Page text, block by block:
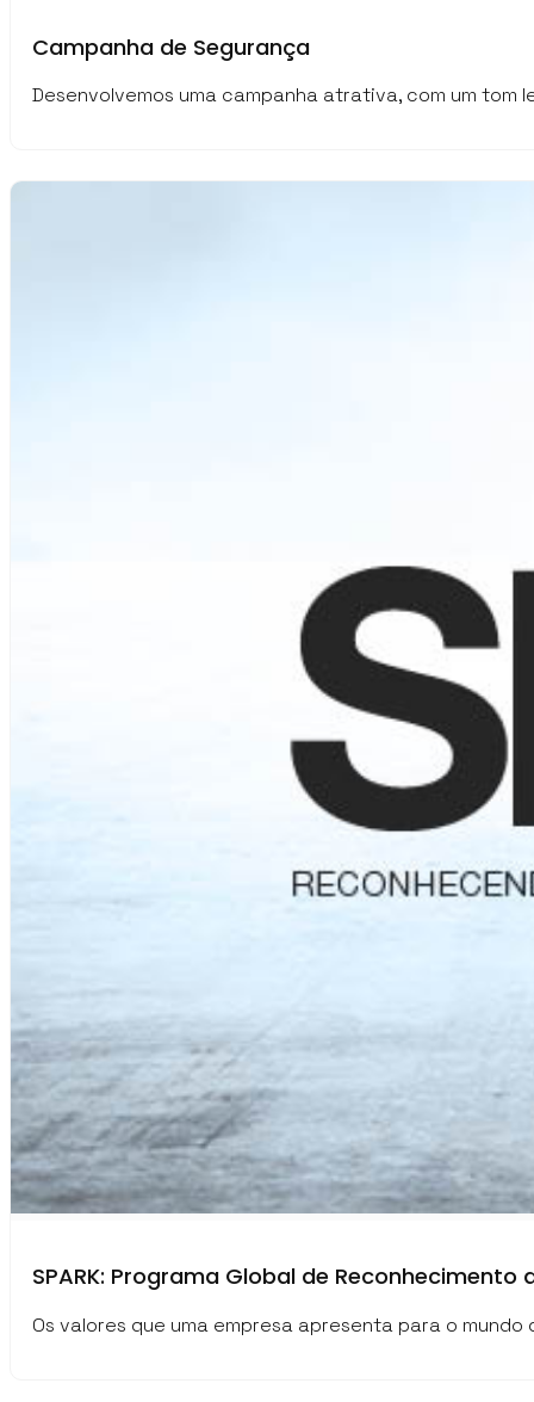
Campanha de Segurança
Desenvolvemos uma campanha atrativa, com um
SPARK: Programa Global de Reconhecimento
Os valores que uma empresa apresenta para o